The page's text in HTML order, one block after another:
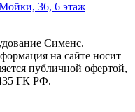
36, 6 этаж
Сименс.
на сайте носит
публичной офертой,
ГК РФ.